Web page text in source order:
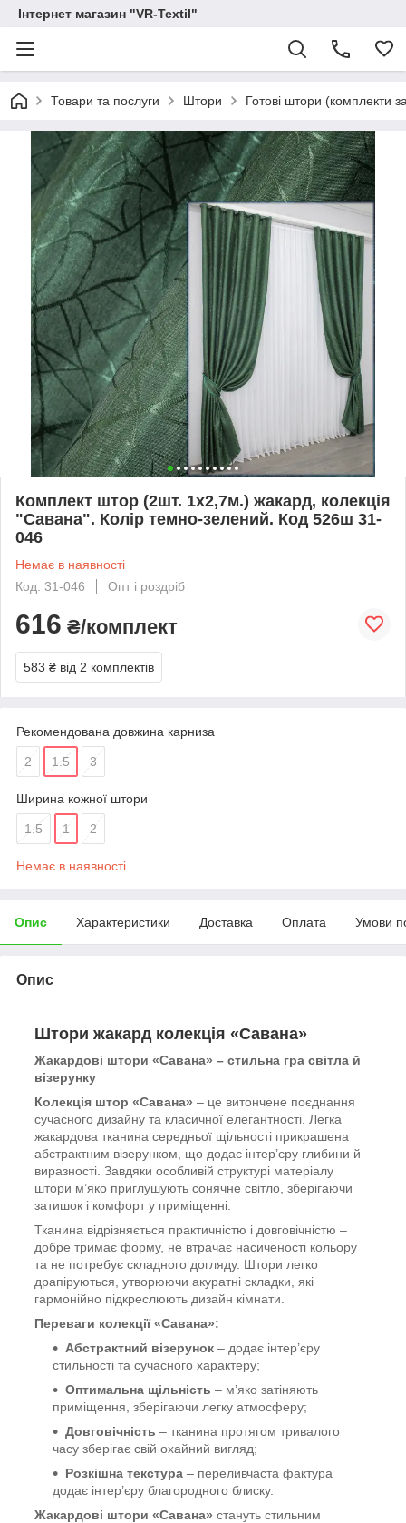
Інтернет магазин "VR-Textil"
Товари та послуги Штори Готові штори (комплекти
Комплект штор (2шт. 1х2,7м.) жакард, колекція
"Савана". Колір темно-зелений. Код 526ш 31-
046
Немає в наявності
Код: 31-046
Опт і роздріб
616 ₴/комплект
583 ₴ від 2 комплектів
Рекомендована довжина карниза
2 1.5 3
Ширина кожної штори
1.5 1 2
Немає в наявності
Опис Характеристики Доставка Оплата Умови
Опис
Штори жакард колекція «Савана»
Жакардові штори «Савана» – стильна гра світла й
візерунку
Колекція штор «Савана» – це витончене поєднання
сучасного дизайну та класичної елегантності. Легка
жакардова тканина середньої щільності прикрашена
абстрактним візерунком, що додає інтер’єру глибини й
виразності. Завдяки особливій структурі матеріалу
штори м’яко приглушують сонячне світло, зберігаючи
затишок і комфорт у приміщенні.
Тканина відрізняється практичністю і довговічністю –
добре тримає форму, не втрачає насиченості кольору
та не потребує складного догляду. Штори легко
драпіруються, утворюючи акуратні складки, які
гармонійно підкреслюють дизайн кімнати.
Переваги колекції «Савана»:
Абстрактний візерунок – додає інтер’єру
стильності та сучасного характеру;
Оптимальна щільність – м’яко затіняють
приміщення, зберігаючи легку атмосферу;
Довговічність – тканина протягом тривалого
часу зберігає свій охайний вигляд;
Розкішна текстура – переливчаста фактура
додає інтер’єру благородного блиску.
Жакардові штори «Савана» стануть стильним